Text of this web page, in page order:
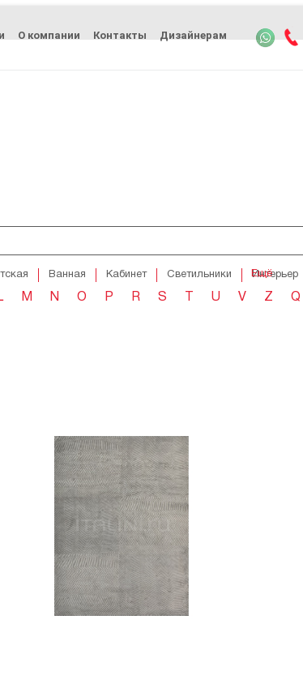
О компании Контакты
Дизайнерам
Ещё
Ванная Кабинет Светильники Интерьер
M N O P R S U V Z Q